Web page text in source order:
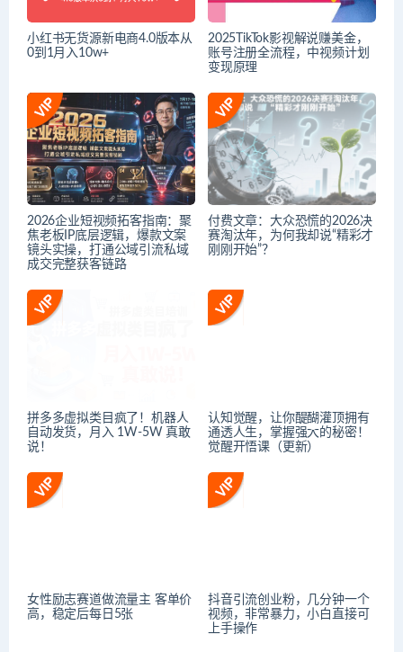
小红书无货源新电商4.0版本从
0到1月入10w+
2025TikTok影视解说赚美金，
账号注册全流程，中视频计划
变现原理
2026企业短视频拓客指南：聚
焦老板IP底层逻辑，爆款文案
镜头实操，打通公域引流私域
成交完整获客链路
付费文章：大众恐慌的2026决
赛淘汰年，为何我却说“精彩才
刚刚开始”？
拼多多虚拟类目疯了！机器人
自动发货，月入 1W-5W 真敢
说！
认知觉醒，让你醍醐灌顶拥有
通透人生，掌握强大的秘密！
觉醒开悟课（更新）
女性励志赛道做流量主 客单价
高，稳定后每日5张
抖音引流创业粉，几分钟一个
视频，非常暴力，小白直接可
上手操作